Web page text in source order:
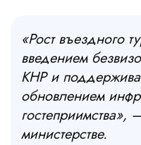
«Рост въездного
введением
КНР и
обновлением
гостеприимства»,
министерстве.